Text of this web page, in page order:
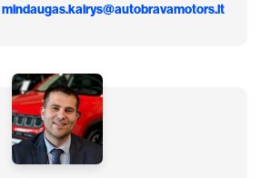
mindaugas.kairys@autobravamotors.lt